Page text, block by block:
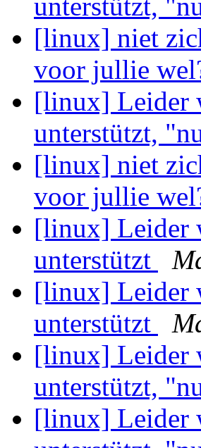
unterstützt,
[linux] niet
voor jullie
[linux] Leider
unterstützt,
[linux] niet
voor jullie
[linux] Leider
unterstützt
[linux] Leider
unterstützt
[linux] Leider
unterstützt,
[linux] Leider